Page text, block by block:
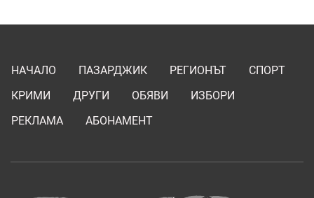
НАЧАЛО ПАЗАРДЖИК РЕГИОНЪТ
СПОРТ
КРИМИ
ДРУГИ ОБЯВИ
ИЗБОРИ
РЕКЛАМА
АБОНАМЕНТ